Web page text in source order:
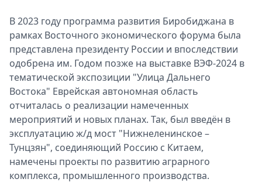
В 2023 году программа развития Биробиджана в
рамках Восточного экономического форума была
представлена президенту России и впоследствии
одобрена им. Годом позже на выставке ВЭФ-2024 в
тематической экспозиции "Улица Дальнего
Востока" Еврейская автономная область
отчиталась о реализации намеченных
мероприятий и новых планах. Так, был введён в
эксплуатацию ж/д мост "Нижнеленинское –
Тунцзян", соединяющий Россию с Китаем,
намечены проекты по развитию аграрного
комплекса, промышленного производства.